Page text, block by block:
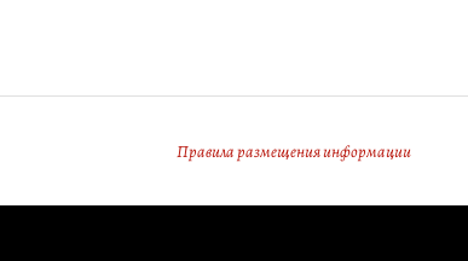
Правила размещения информации